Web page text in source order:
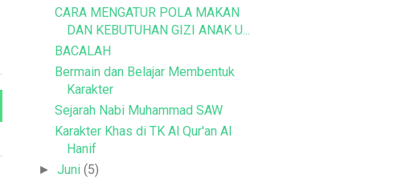
CARA MENGATUR POLA MAKAN
DAN KEBUTUHAN GIZI ANAK U...
BACALAH
Bermain dan Belajar Membentuk
Karakter
Sejarah Nabi Muhammad SAW
Karakter Khas di TK Al Qur'an Al
Hanif
►Juni(5)